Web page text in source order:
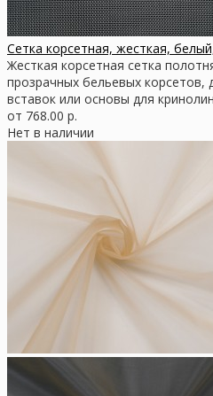
Сетка корсетная, жесткая,
Жесткая корсетная сетка
прозрачных бельевых корсетов,
вставок или основы для
от 768.00 р.
Нет в наличии